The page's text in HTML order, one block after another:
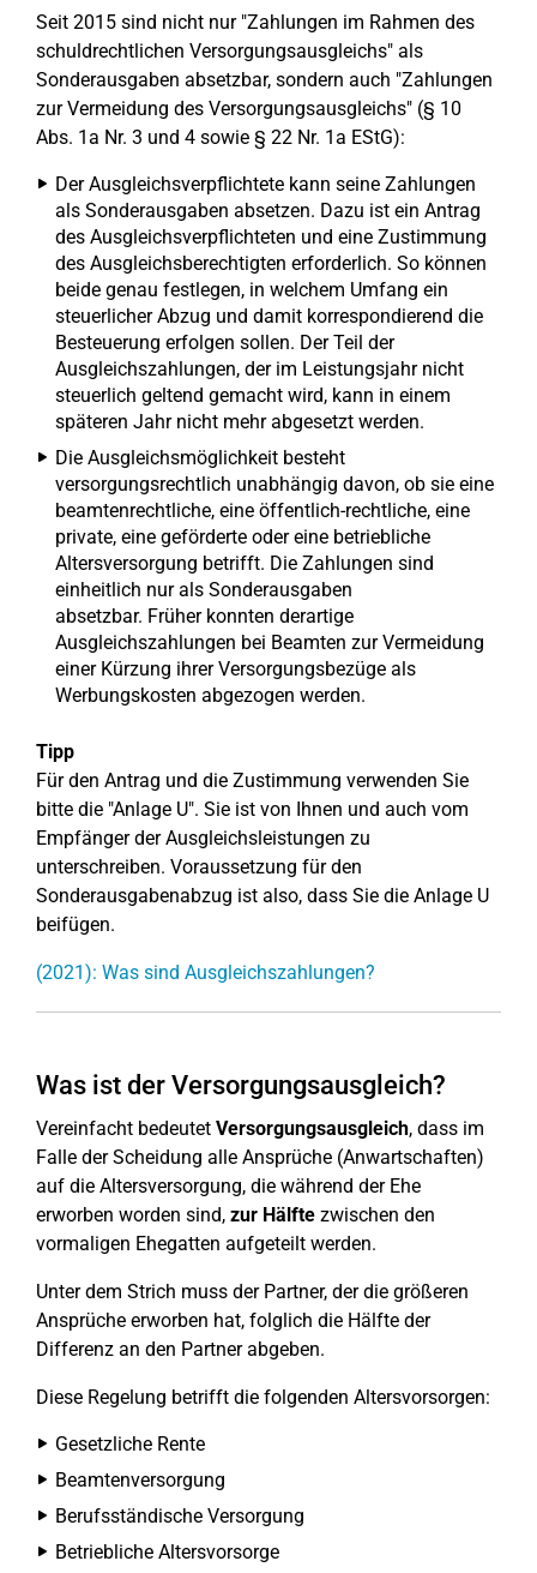
Seit 2015 sind nicht nur "Zahlungen im Rahmen des
schuldrechtlichen Versorgungsausgleichs" als
Sonderausgaben absetzbar, sondern auch "Zahlungen
zur Vermeidung des Versorgungsausgleichs" (§ 10
Abs. 1a Nr. 3 und 4 sowie § 22 Nr. 1a EStG):
Der Ausgleichsverpflichtete kann seine Zahlungen
als Sonderausgaben absetzen. Dazu ist ein Antrag
des Ausgleichsverpflichteten und eine Zustimmung
des Ausgleichsberechtigten erforderlich. So können
beide genau festlegen, in welchem Umfang ein
steuerlicher Abzug und damit korrespondierend die
Besteuerung erfolgen sollen. Der Teil der
Ausgleichszahlungen, der im Leistungsjahr nicht
steuerlich geltend gemacht wird, kann in einem
späteren Jahr nicht mehr abgesetzt werden.
Die Ausgleichsmöglichkeit besteht
versorgungsrechtlich unabhängig davon, ob sie eine
beamtenrechtliche, eine öffentlich-rechtliche, eine
private, eine geförderte oder eine betriebliche
Altersversorgung betrifft. Die Zahlungen sind
einheitlich nur als Sonderausgaben
absetzbar. Früher konnten derartige
Ausgleichszahlungen bei Beamten zur Vermeidung
einer Kürzung ihrer Versorgungsbezüge als
Werbungskosten abgezogen werden.
Tipp
Für den Antrag und die Zustimmung verwenden Sie
bitte die "Anlage U". Sie ist von Ihnen und auch vom
Empfänger der Ausgleichsleistungen zu
unterschreiben. Voraussetzung für den
Sonderausgabenabzug ist also, dass Sie die Anlage U
beifügen.
(2021): Was sind Ausgleichszahlungen?
Was ist der Versorgungsausgleich?
Vereinfacht bedeutet Versorgungsausgleich, dass im
Falle der Scheidung alle Ansprüche (Anwartschaften)
auf die Altersversorgung, die während der Ehe
erworben worden sind, zur Hälfte zwischen den
vormaligen Ehegatten aufgeteilt werden.
Unter dem Strich muss der Partner, der die größeren
Ansprüche erworben hat, folglich die Hälfte der
Differenz an den Partner abgeben.
Diese Regelung betrifft die folgenden Altersvorsorgen:
Gesetzliche Rente
Beamtenversorgung
Berufsständische Versorgung
Betriebliche Altersvorsorge